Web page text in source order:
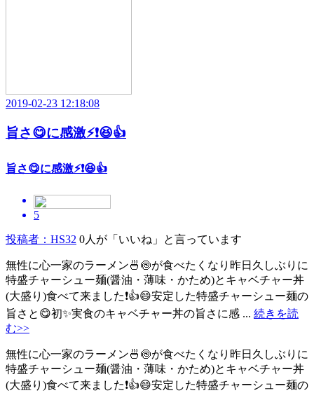
2019-02-23 12:18:08
旨さ😋に感激⚡❗😆👍
旨さ😋に感激⚡❗😆👍
5
投稿者：HS32 0人が「いいね」と言っています
無性に心一家のラーメン🍜🍥が食べたくなり昨日久しぶりに
特盛チャーシュー麺(醤油・薄味・かため)とキャベチャー丼
(大盛り)食べて来ました❗👍😄安定した特盛チャーシュー麺の
旨さと😋初✨実食のキャベチャー丼の旨さに感 ... 続きを読
む>>
無性に心一家のラーメン🍜🍥が食べたくなり昨日久しぶりに
特盛チャーシュー麺(醤油・薄味・かため)とキャベチャー丼
(大盛り)食べて来ました❗👍😄安定した特盛チャーシュー麺の